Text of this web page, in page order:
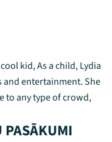
kid, As a child, Lydia
entertainment. She
to any type of crowd,
PASĀKUMI